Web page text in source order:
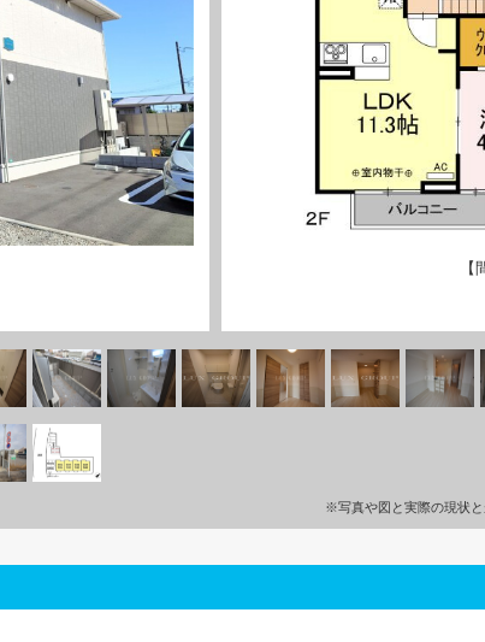
【
※写真や図と実際の現状